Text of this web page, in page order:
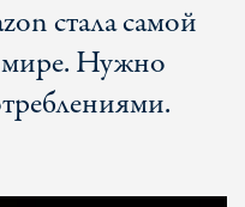
стала самой
Нужно